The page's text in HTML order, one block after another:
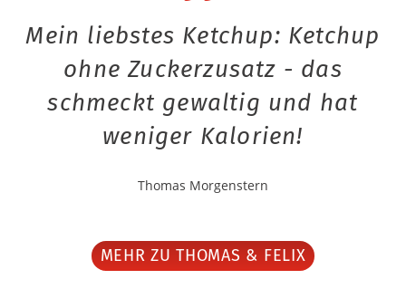
Mein liebstes Ketchup: Ketchup
ohne Zuckerzusatz - das
schmeckt gewaltig und hat
weniger Kalorien!
Thomas Morgenstern
MEHR ZU THOMAS & FELIX